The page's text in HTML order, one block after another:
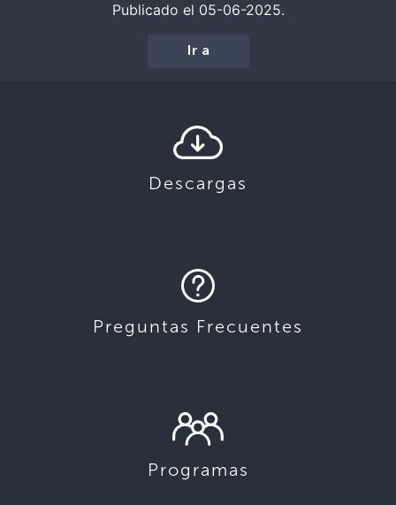
Publicado el 05-06-2025.
Ir a
Descargas
Preguntas Frecuentes
Programas